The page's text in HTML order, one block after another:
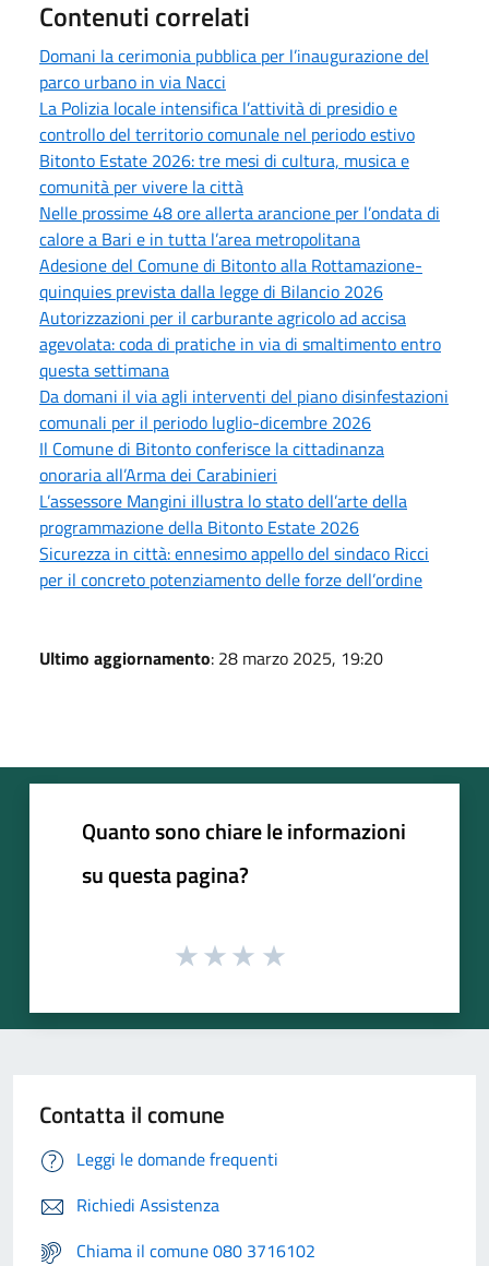
Contenuti correlati
Domani la cerimonia pubblica per l’inaugurazione del
parco urbano in via Nacci
La Polizia locale intensifica l’attività di presidio e
controllo del territorio comunale nel periodo estivo
Bitonto Estate 2026: tre mesi di cultura, musica e
comunità per vivere la città
Nelle prossime 48 ore allerta arancione per l’ondata di
calore a Bari e in tutta l’area metropolitana
Adesione del Comune di Bitonto alla Rottamazione-
quinquies prevista dalla legge di Bilancio 2026
Autorizzazioni per il carburante agricolo ad accisa
agevolata: coda di pratiche in via di smaltimento entro
questa settimana
Da domani il via agli interventi del piano disinfestazioni
comunali per il periodo luglio-dicembre 2026
Il Comune di Bitonto conferisce la cittadinanza
onoraria all’Arma dei Carabinieri
L’assessore Mangini illustra lo stato dell’arte della
programmazione della Bitonto Estate 2026
Sicurezza in città: ennesimo appello del sindaco Ricci
per il concreto potenziamento delle forze dell’ordine
Ultimo aggiornamento: 28 marzo 2025, 19:20
Quanto sono chiare le informazioni
su questa pagina?
Contatta il comune
Leggi le domande frequenti
Richiedi Assistenza
Chiama il comune 080 3716102